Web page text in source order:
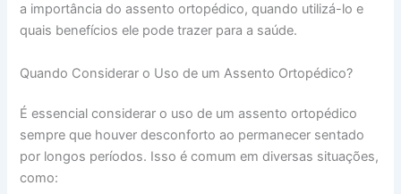
a importância do assento ortopédico, quando utilizá-lo e
quais benefícios ele pode trazer para a saúde.
Quando Considerar o Uso de um Assento Ortopédico?
É essencial considerar o uso de um assento ortopédico
sempre que houver desconforto ao permanecer sentado
por longos períodos. Isso é comum em diversas situações,
como: